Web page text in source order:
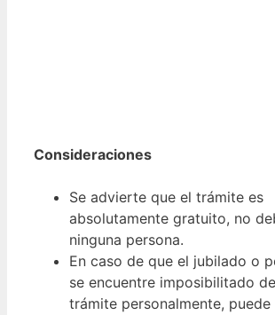
Consideraciones
Se advierte que el trámite es
absolutamente gratuito, no
ninguna persona.
En caso de que el jubilado o
se encuentre imposibilitado
trámite personalmente, puede